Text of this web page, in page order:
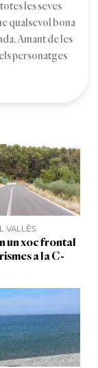
les seves
qualsevol bona
Amant de les
personatges
VALLÈS
un xoc frontal
a la C-